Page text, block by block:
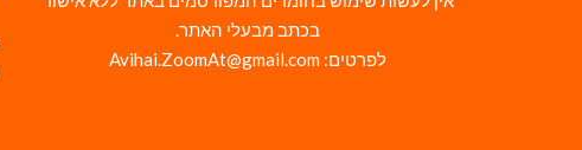
בכתב מבעלי האתר.
לפרטים: Avihai.ZoomAt@gmail.com